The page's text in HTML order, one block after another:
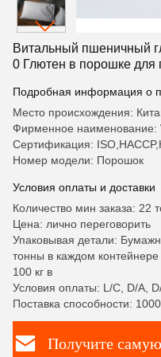
Витальный пшеничный
0 Глютен в порошке
Подробная информация о
Место происхождения:
Фирменное наименование:
Сертификация:
Номер модели: Порошок
Условия оплаты и доставки
Количество мин заказа: 22
Цена: лично переговорить
Упаковывая детали:
тонны в каждом
100 кг в
Условия оплаты: L/C, D/A,
Поставка способности:
Получите